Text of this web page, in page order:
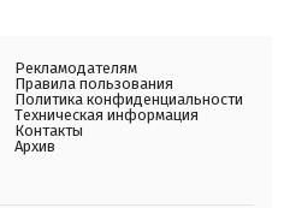
Рекламодателям
Правила пользования
Политика конфиденциальности
Техническая информация
Контакты
Архив